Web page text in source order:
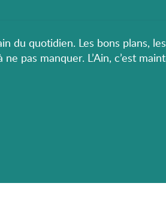
quotidien. Les bons plans,
pas manquer. L’Ain, c’est